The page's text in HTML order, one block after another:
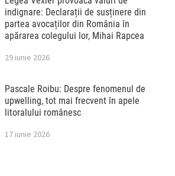
indignare: Declarații de susținere din
partea avocaților din România în
apărarea colegului lor, Mihai Rapcea
29 iunie 2026
Pascale Roibu: Despre fenomenul de
upwelling, tot mai frecvent în apele
litoralului românesc
17 iunie 2026